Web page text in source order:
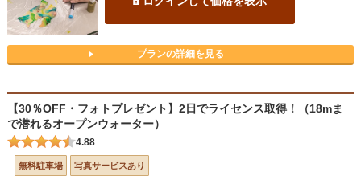
プランの詳細を見る
【30％OFF・フォトプレゼント】2日でライセンス取得！（18mま
で潜れるオープンウォーター）
4.88
無料駐車場 写真サービスあり